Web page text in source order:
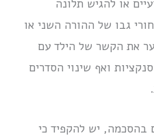
או להגיש תלונה
גבו של ההורה השני או
את הקשר של הילד עם
ואף שינוי הסדרים
בהסכמה, יש להקפיד כי